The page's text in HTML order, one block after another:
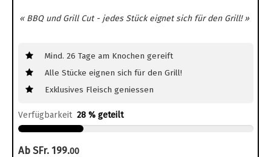
« BBQ und Grill Cut - jedes Stück eignet sich für den Grill! »
Mind. 26 Tage am Knochen gereift
Alle Stücke eignen sich für den Grill!
Exklusives Fleisch geniessen
Verfügbarkeit 28 % geteilt
Ab SFr. 199.00